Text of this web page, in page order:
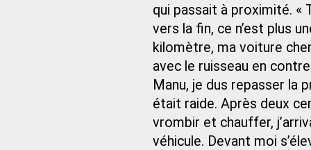
qui passait à proximité. «
vers la fin, ce n’est plus
kilomètre, ma voiture
avec le ruisseau en
Manu, je dus repasser la
était raide. Après deux
vrombir et chauffer,
véhicule. Devant moi